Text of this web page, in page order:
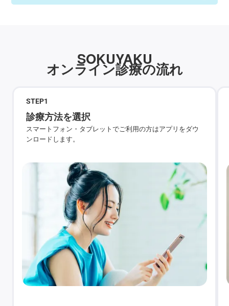
SOKUYAKU
オンライン診療の流れ
STEP1
診療方法を選択
スマートフォン・タブレットでご利用の方はアプリをダウ
ンロードします。